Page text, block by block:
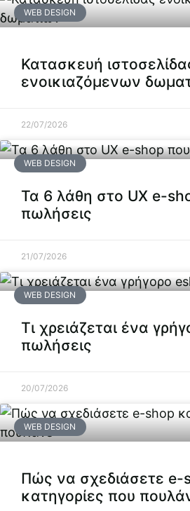
WEB DESIGN
Κατασκευή
ενοικιαζόμενων
22/07/2026
WEB DESIGN
Τα 6 λάθη στο UX e-
πωλήσεις
21/07/2026
WEB DESIGN
Τι χρειάζεται ένα
πωλήσεις
20/07/2026
WEB DESIGN
Πώς να σχεδιάσετε e-
κατηγορίες που